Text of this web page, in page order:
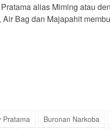
alias Miming atau
Bag dan Majapahit
Pratama Buronan Narkoba